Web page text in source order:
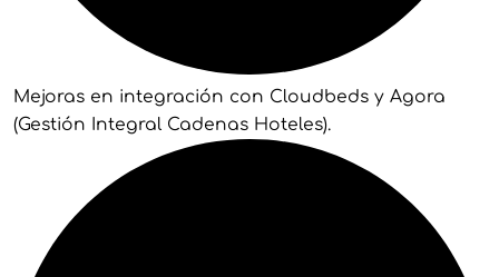
Mejoras en integración con Cloudbeds y Agora
(Gestión Integral Cadenas Hoteles).